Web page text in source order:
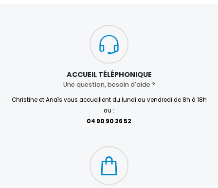
ACCUEIL TÉLÉPHONIQUE
Une question, besoin d'aide ?
Christine et Anaïs vous accueillent du lundi au vendredi de 8h à 18h
au :
04 90 90 26 52